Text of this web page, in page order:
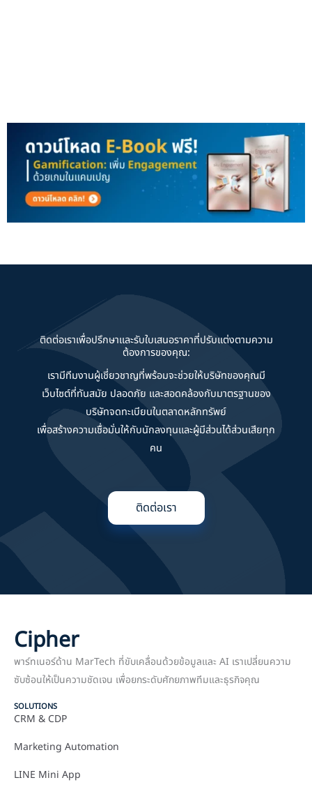
ติดต่อเราเพื่อปรึกษาและรับใบเสนอราคาที่ปรับแต่งตามความ
ต้องการของคุณ:
เรามีทีมงานผู้เชี่ยวชาญที่พร้อมจะช่วยให้บริษัทของคุณมี
เว็บไซต์ที่ทันสมัย ปลอดภัย และสอดคล้องกับมาตรฐานของ
บริษัทจดทะเบียนในตลาดหลักทรัพย์
เพื่อสร้างความเชื่อมั่นให้กับนักลงทุนและผู้มีส่วนได้ส่วนเสียทุก
คน
ติดต่อเรา
Cipher
พาร์ทเนอร์ด้าน MarTech ที่ขับเคลื่อนด้วยข้อมูลและ AI เราเปลี่ยนความ
ซับซ้อนให้เป็นความชัดเจน เพื่อยกระดับศักยภาพทีมและธุรกิจคุณ
SOLUTIONS
CRM & CDP
Marketing Automation
LINE Mini App